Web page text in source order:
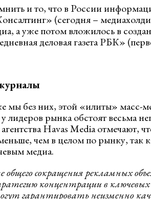
и то, что в России
(сегодня –
а уже потом вложилось в
деловая газета РБК»
мы без них, этой «илиты» масс-
у лидеров рынка обстоят весьма
Havas Media отмечают,
чем в целом по рынку, так
медиа.
сокращения рекламных
концентрации в ключевых
гарантировать неизменно